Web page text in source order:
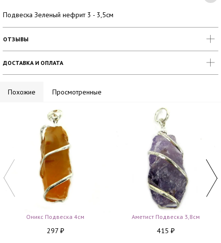
Подвеска Зеленый нефрит 3 - 3,5см
ОТЗЫВЫ
ДОСТАВКА И ОПЛАТА
Похожие Просмотренные
Оникс Подвеска 4см
297 ₽
Аметист Подвеска 3,8см
415 ₽